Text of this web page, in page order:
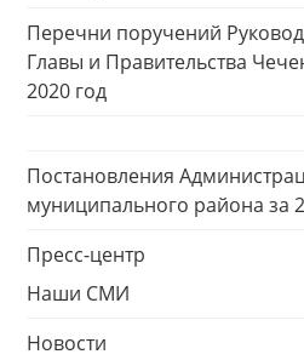
Перечни поручений
Главы и Правительства
2020 год
Постановления
муниципального района за
Пресс-центр
Наши СМИ
Новости